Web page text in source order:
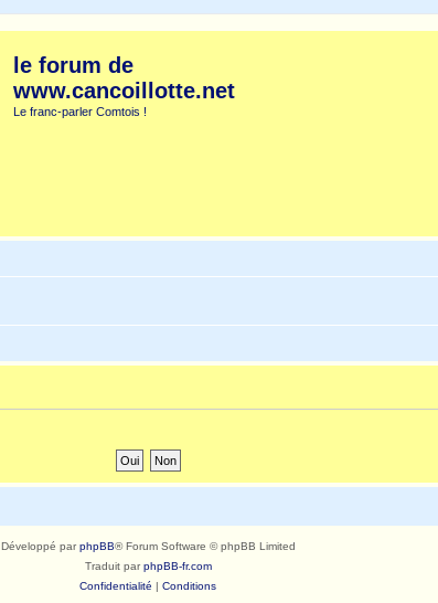
le forum de
www.cancoillotte.net
Le franc-parler Comtois !
Développé parphpBB® Forum Software © phpBB Limited
Traduit parphpBB-fr.com
Confidentialité | Conditions